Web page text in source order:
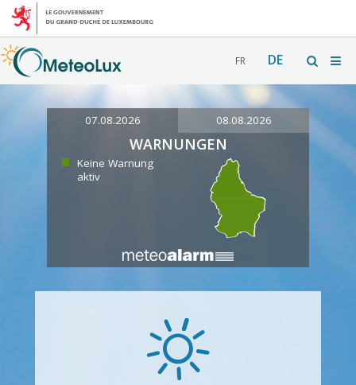
FR DE
07.08.2026 08.08.2026
WARNUNGEN
Keine Warnung
aktiv